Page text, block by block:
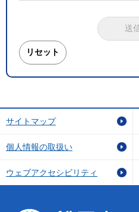
サイトマップ
個人情報の取扱い
ウェブアクセシビリティ